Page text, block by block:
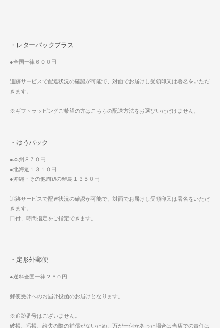
・レターパックプラス
●全国一律６００円
追跡サービスで配達状況の確認が可能で、対面でお届けし受領印又は署名をいただ
きます。
※ギフトラッピングご希望の方はこちらの配送方法をお選びいただけません。
・ゆうパック
●本州８７０円
●北海道１３１０円
●沖縄・その他周辺の離島１３５０円
追跡サービスで配達状況の確認が可能で、対面でお届けし受領印又は署名をいただ
きます。
日付、時間指定をご指定できます。
・定形外郵便
●送料全国一律２５０円
郵便受けへのお届け投函のお届けとなります。
※追跡番号はございません。
破損、汚損、紛失の際の補償がないため、万が一何かあった場合は当店での責任は